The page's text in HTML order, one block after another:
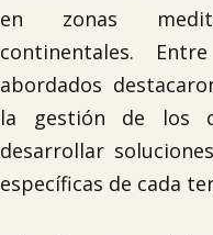
en zonas
continentales.
abordados
la gestión de los
desarrollar
específicas de cada